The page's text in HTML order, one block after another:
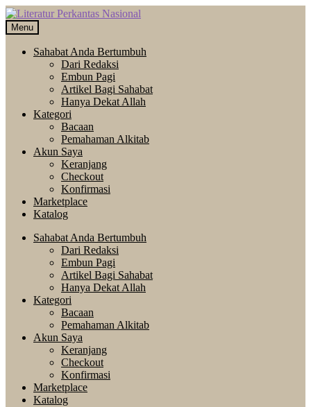
Skip
to
navigation
Langsung
ke
isi
Menu
Sahabat Anda Bertumbuh
Dari Redaksi
Embun Pagi
Artikel Bagi Sahabat
Hanya Dekat Allah
Kategori
Bacaan
Pemahaman Alkitab
Akun Saya
Keranjang
Checkout
Konfirmasi
Marketplace
Katalog
Sahabat Anda Bertumbuh
Dari Redaksi
Embun Pagi
Artikel Bagi Sahabat
Hanya Dekat Allah
Kategori
Bacaan
Pemahaman Alkitab
Akun Saya
Keranjang
Checkout
Konfirmasi
Marketplace
Katalog